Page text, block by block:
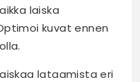
laiska
kuvat ennen
lataamista eri